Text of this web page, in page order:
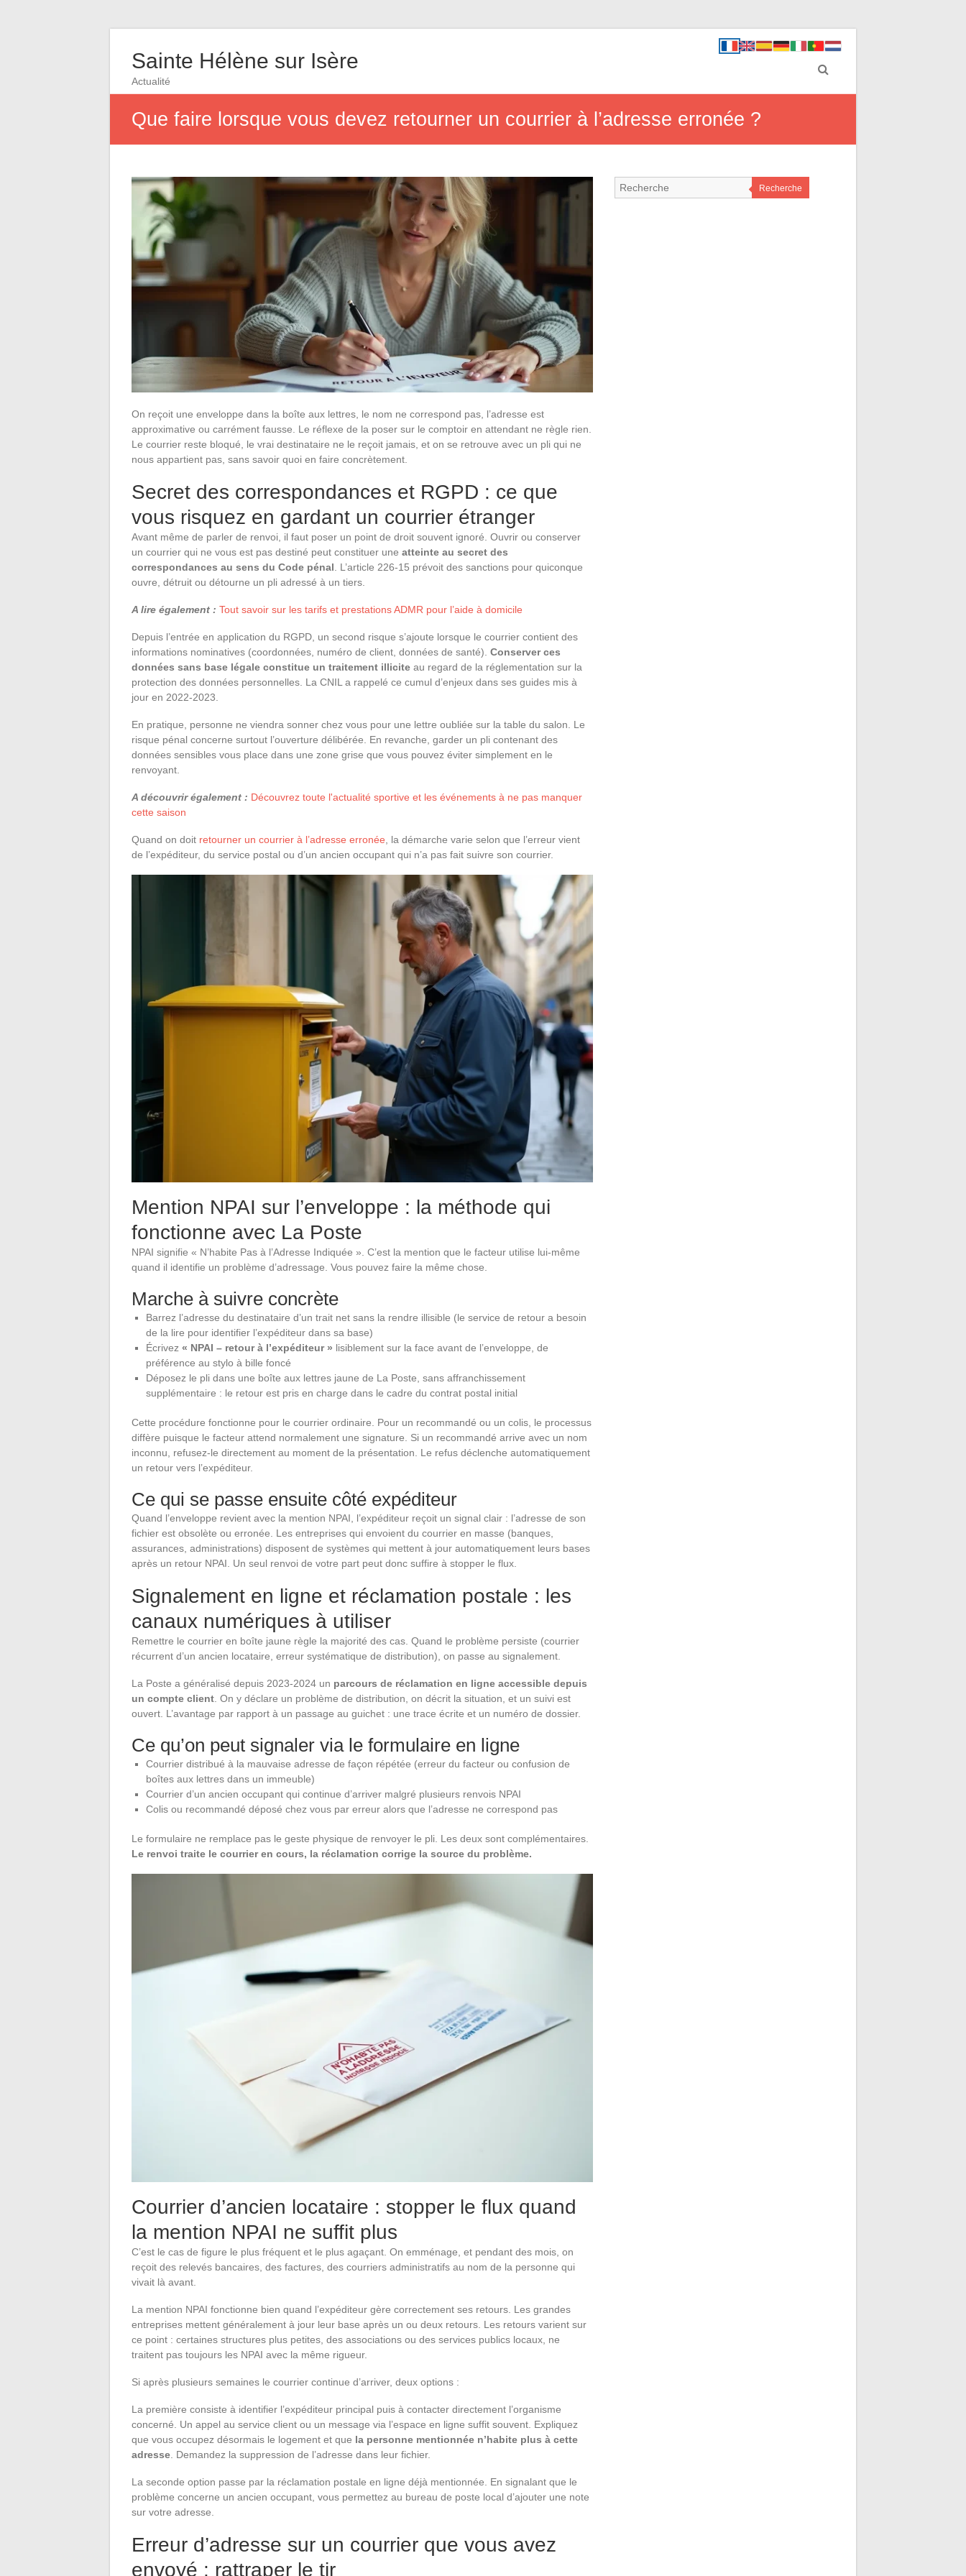
Sainte Hélène sur Isère
Actualité
Que faire lorsque vous devez retourner un courrier à l’adresse erronée ?
On reçoit une enveloppe dans la boîte aux lettres, le nom ne correspond pas, l’adresse est
approximative ou carrément fausse. Le réflexe de la poser sur le comptoir en attendant ne règle rien.
Le courrier reste bloqué, le vrai destinataire ne le reçoit jamais, et on se retrouve avec un pli qui ne
nous appartient pas, sans savoir quoi en faire concrètement.
Secret des correspondances et RGPD : ce que
vous risquez en gardant un courrier étranger
Avant même de parler de renvoi, il faut poser un point de droit souvent ignoré. Ouvrir ou conserver
un courrier qui ne vous est pas destiné peut constituer une atteinte au secret des
correspondances au sens du Code pénal . L’article 226-15 prévoit des sanctions pour quiconque
ouvre, détruit ou détourne un pli adressé à un tiers.
A lire également : Tout savoir sur les tarifs et prestations ADMR pour l’aide à domicile
Depuis l’entrée en application du RGPD, un second risque s’ajoute lorsque le courrier contient des
informations nominatives (coordonnées, numéro de client, données de santé). Conserver ces
données sans base légale constitue un traitement illicite au regard de la réglementation sur la
protection des données personnelles. La CNIL a rappelé ce cumul d’enjeux dans ses guides mis à
jour en 2022-2023.
En pratique, personne ne viendra sonner chez vous pour une lettre oubliée sur la table du salon. Le
risque pénal concerne surtout l’ouverture délibérée. En revanche, garder un pli contenant des
données sensibles vous place dans une zone grise que vous pouvez éviter simplement en le
renvoyant.
A découvrir également : Découvrez toute l'actualité sportive et les événements à ne pas manquer
cette saison
Quand on doit retourner un courrier à l’adresse erronée , la démarche varie selon que l’erreur vient
de l’expéditeur, du service postal ou d’un ancien occupant qui n’a pas fait suivre son courrier.
Mention NPAI sur l’enveloppe : la méthode qui
fonctionne avec La Poste
NPAI signifie « N’habite Pas à l’Adresse Indiquée ». C’est la mention que le facteur utilise lui-même
quand il identifie un problème d’adressage. Vous pouvez faire la même chose.
Marche à suivre concrète
Barrez l’adresse du destinataire d’un trait net sans la rendre illisible (le service de retour a besoin
de la lire pour identifier l’expéditeur dans sa base)
Écrivez « NPAI – retour à l’expéditeur » lisiblement sur la face avant de l’enveloppe, de
préférence au stylo à bille foncé
Déposez le pli dans une boîte aux lettres jaune de La Poste, sans affranchissement
supplémentaire : le retour est pris en charge dans le cadre du contrat postal initial
Cette procédure fonctionne pour le courrier ordinaire. Pour un recommandé ou un colis, le processus
diffère puisque le facteur attend normalement une signature. Si un recommandé arrive avec un nom
inconnu, refusez-le directement au moment de la présentation. Le refus déclenche automatiquement
un retour vers l’expéditeur.
Ce qui se passe ensuite côté expéditeur
Quand l’enveloppe revient avec la mention NPAI, l’expéditeur reçoit un signal clair : l’adresse de son
fichier est obsolète ou erronée. Les entreprises qui envoient du courrier en masse (banques,
assurances, administrations) disposent de systèmes qui mettent à jour automatiquement leurs bases
après un retour NPAI. Un seul renvoi de votre part peut donc suffire à stopper le flux.
Signalement en ligne et réclamation postale : les
canaux numériques à utiliser
Remettre le courrier en boîte jaune règle la majorité des cas. Quand le problème persiste (courrier
récurrent d’un ancien locataire, erreur systématique de distribution), on passe au signalement.
La Poste a généralisé depuis 2023-2024 un parcours de réclamation en ligne accessible depuis
un compte client. On y déclare un problème de distribution, on décrit la situation, et un suivi est
ouvert. L’avantage par rapport à un passage au guichet : une trace écrite et un numéro de dossier.
Ce qu’on peut signaler via le formulaire en ligne
Courrier distribué à la mauvaise adresse de façon répétée (erreur du facteur ou confusion de
boîtes aux lettres dans un immeuble)
Courrier d’un ancien occupant qui continue d’arriver malgré plusieurs renvois NPAI
Colis ou recommandé déposé chez vous par erreur alors que l’adresse ne correspond pas
Le formulaire ne remplace pas le geste physique de renvoyer le pli. Les deux sont complémentaires.
Le renvoi traite le courrier en cours, la réclamation corrige la source du problème.
Courrier d’ancien locataire : stopper le flux quand
la mention NPAI ne suffit plus
C’est le cas de figure le plus fréquent et le plus agaçant. On emménage, et pendant des mois, on
reçoit des relevés bancaires, des factures, des courriers administratifs au nom de la personne qui
vivait là avant.
La mention NPAI fonctionne bien quand l’expéditeur gère correctement ses retours. Les grandes
entreprises mettent généralement à jour leur base après un ou deux retours. Les retours varient sur
ce point : certaines structures plus petites, des associations ou des services publics locaux, ne
traitent pas toujours les NPAI avec la même rigueur.
Si après plusieurs semaines le courrier continue d’arriver, deux options :
La première consiste à identifier l’expéditeur principal puis à contacter directement l’organisme
concerné. Un appel au service client ou un message via l’espace en ligne suffit souvent. Expliquez
que vous occupez désormais le logement et que la personne mentionnée n’habite plus à cette
adresse . Demandez la suppression de l’adresse dans leur fichier.
La seconde option passe par la réclamation postale en ligne déjà mentionnée. En signalant que le
problème concerne un ancien occupant, vous permettez au bureau de poste local d’ajouter une note
sur votre adresse.
Erreur d’adresse sur un courrier que vous avez
envoyé : rattraper le tir
Recherche